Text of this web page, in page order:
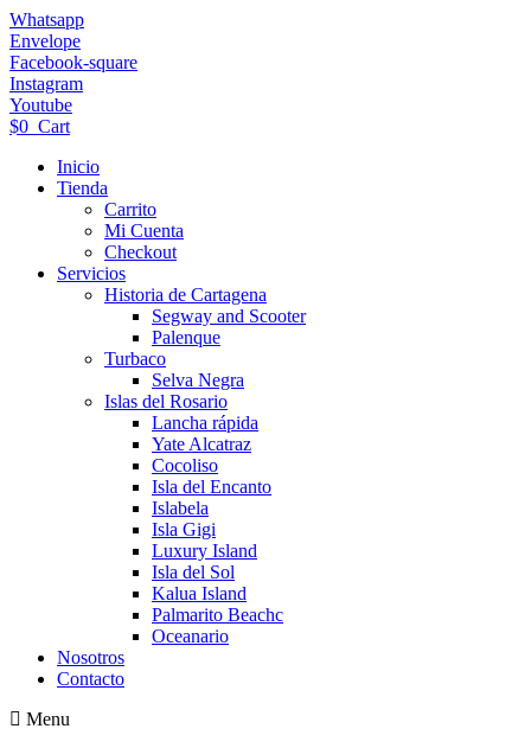
Ir
al
contenido
Whatsapp
Envelope
Facebook-square
Instagram
Youtube
$0 Cart
Inicio
Tienda
Carrito
Mi Cuenta
Checkout
Servicios
Historia de Cartagena
Segway and Scooter
Palenque
Turbaco
Selva Negra
Islas del Rosario
Lancha rápida
Yate Alcatraz
Cocoliso
Isla del Encanto
Islabela
Isla Gigi
Luxury Island
Isla del Sol
Kalua Island
Palmarito Beachc
Oceanario
Nosotros
Contacto
Menu